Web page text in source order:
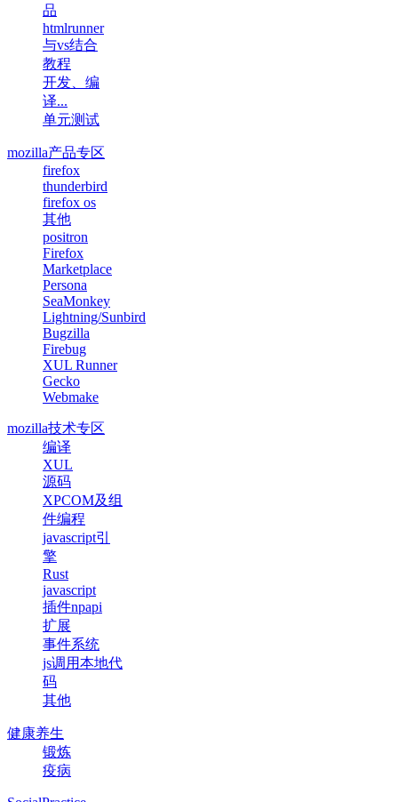
品
htmlrunner
与vs结合
教程
开发、编
译...
单元测试
mozilla产品专区
firefox
thunderbird
firefox os
其他
positron
Firefox
Marketplace
Persona
SeaMonkey
Lightning/Sunbird
Bugzilla
Firebug
XUL Runner
Gecko
Webmake
mozilla技术专区
编译
XUL
源码
XPCOM及组
件编程
javascript引
擎
Rust
javascript
插件npapi
扩展
事件系统
js调用本地代
码
其他
健康养生
锻炼
疫病